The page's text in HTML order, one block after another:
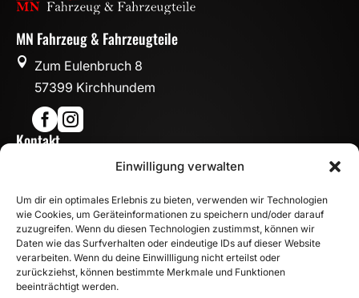
Einwilligung verwalten
Um dir ein optimales Erlebnis zu bieten, verwenden wir Technologien
wie Cookies, um Geräteinformationen zu speichern und/oder darauf
zuzugreifen. Wenn du diesen Technologien zustimmst, können wir
Daten wie das Surfverhalten oder eindeutige IDs auf dieser Website
verarbeiten. Wenn du deine Einwillligung nicht erteilst oder
zurückziehst, können bestimmte Merkmale und Funktionen
beeinträchtigt werden.
MN Fahrzeug & Fahrzeugteile

Zum Eulenbruch 8
57399 Kirchhundem

Kontakt
info@mn-fahrzeugteile.de
 WhatsApp
Öffnungszeiten
 Mo - Fr: 8:00 – 17:00 Uhr
Sa: 10:00 – 14:00 Uhr
INFORMATION